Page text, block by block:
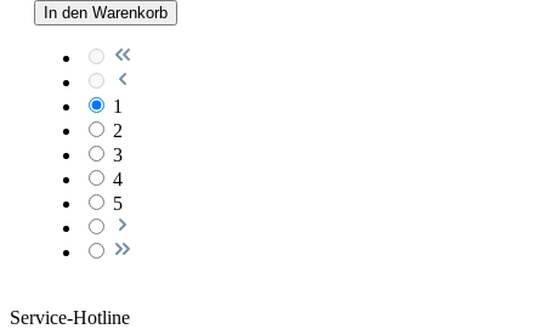
In den Warenkorb
1
2
3
4
5
Service-Hotline